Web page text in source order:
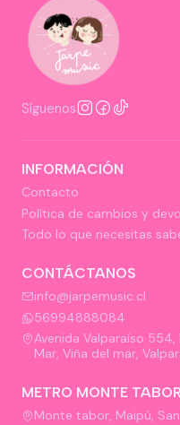
Síguenos
INFORMACIÓN
Contacto
Política de cambios y
Todo lo que necesitas
CONTÁCTANOS
info@jarpemusic.cl
56994888084
Avenida Valparaíso 554,
Mar, Viña del mar,
METRO MONTE TABOR
Monte tabor, Maipú,